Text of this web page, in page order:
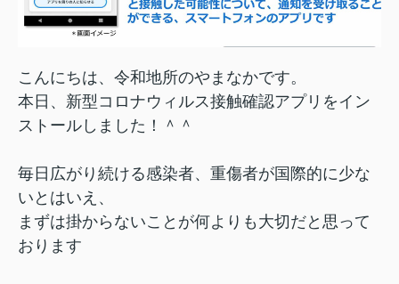
こんにちは、令和地所のやまなかです。
本日、新型コロナウィルス接触確認アプリをイン
ストールしました！＾＾
毎日広がり続ける感染者、重傷者が国際的に少な
いとはいえ、
まずは掛からないことが何よりも大切だと思って
おります